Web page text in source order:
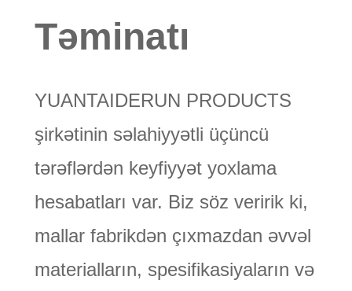
Təminatı
YUANTAIDERUN PRODUCTS
şirkətinin səlahiyyətli üçüncü
tərəflərdən keyfiyyət yoxlama
hesabatları var. Biz söz veririk ki,
mallar fabrikdən çıxmazdan əvvəl
materialların, spesifikasiyaların və